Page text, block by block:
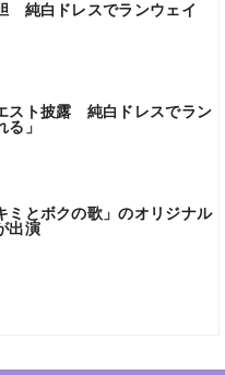
純白ドレスでランウェイ
スト披露 純白ドレスでラン
」
ミとボクの歌」のオリジナル
出演